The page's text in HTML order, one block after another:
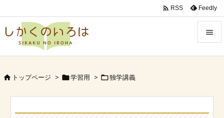


Prev
 RSS Feedly
 トップページ > 学習用 > 独学講義